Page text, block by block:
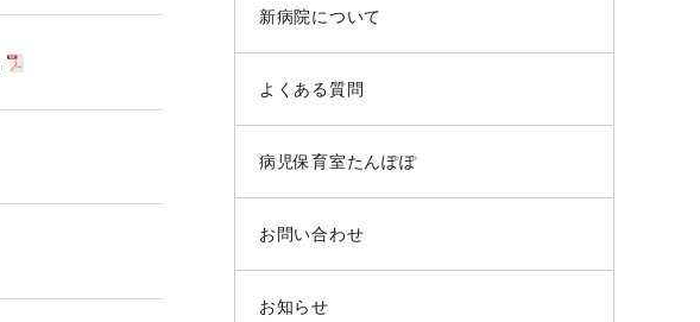
新病院について
よくある質問
病児保育室たんぽぽ
お問い合わせ
お知らせ